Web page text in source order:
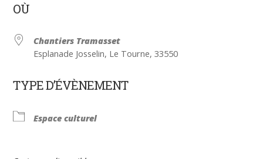
OÙ
Chantiers Tramasset
Esplanade Josselin, Le Tourne, 33550
TYPE D’ÉVÈNEMENT
Espace culturel